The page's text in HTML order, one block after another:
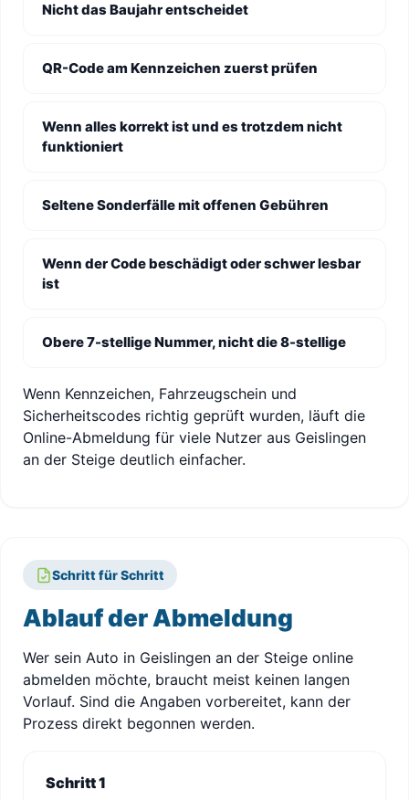
Nicht das Baujahr entscheidet
QR-Code am Kennzeichen zuerst prüfen
Wenn alles korrekt ist und es trotzdem nicht
funktioniert
Seltene Sonderfälle mit offenen Gebühren
Wenn der Code beschädigt oder schwer lesbar
ist
Obere 7-stellige Nummer, nicht die 8-stellige
Wenn Kennzeichen, Fahrzeugschein und
Sicherheitscodes richtig geprüft wurden, läuft die
Online-Abmeldung für viele Nutzer aus Geislingen
an der Steige deutlich einfacher.
Schritt für Schritt
Ablauf der Abmeldung
Wer sein Auto in Geislingen an der Steige online
abmelden möchte, braucht meist keinen langen
Vorlauf. Sind die Angaben vorbereitet, kann der
Prozess direkt begonnen werden.
Schritt 1